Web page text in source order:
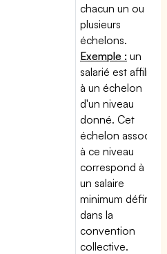
chacun un ou
plusieurs
échelons.
Exemple : un
salarié est affilié
à un échelon
d'un niveau
donné. Cet
échelon associé
à ce niveau
correspond à
un salaire
minimum défini
dans la
convention
collective.